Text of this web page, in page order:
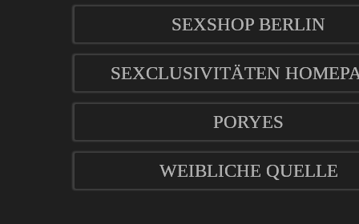
SEXSHOP BERLIN
SEXCLUSIVITÄTEN
PORYES
WEIBLICHE QUELLE